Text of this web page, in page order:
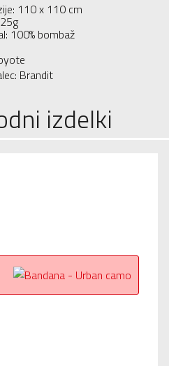
110 x 110 cm
100% bombaž
Brandit
izdelki